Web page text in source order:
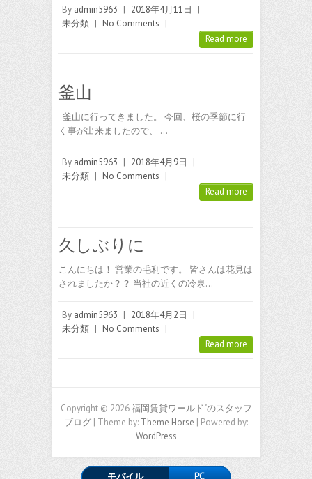
By admin5963 | 2018年4月11日
|
未分類 | No Comments |
Read more
釜山
釜山に行ってきました。 今回、桜の季節に行
く事が出来ましたので、 …
By admin5963 | 2018年4月9日
|
未分類 | No Comments |
Read more
久しぶりに
こんにちは！ 営業の毛利です。 皆さんは花見は
されましたか？？ 当社の近くの冷泉…
By admin5963 | 2018年4月2日
|
未分類 | No Comments |
Read more
Copyright © 2026福岡賃貸ワールド"のスタッフ
ブログ | Theme by: Theme Horse | Powered by:
WordPress
モバイル PC